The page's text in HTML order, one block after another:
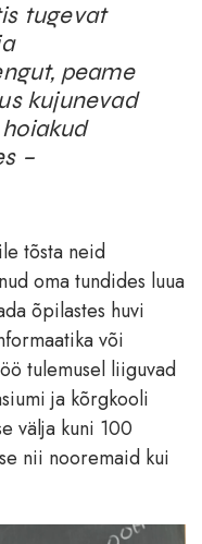
tugevat
peame
kujunevad
–
tõsta neid
oma tundides luua
õpilastes huvi
või
tulemusel liiguvad
ja kõrgkooli
välja kuni 100
nii nooremaid kui